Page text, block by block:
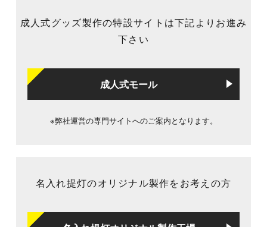
成人式グッズ製作の特設サイトは下記よりお進み
下さい
成人式モール
※弊社運営の専門サイトへのご案内となります。
名入れ提灯のオリジナル製作をお考えの方